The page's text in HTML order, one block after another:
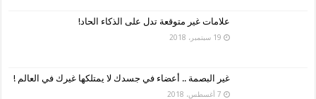
علامات غير متوقعة تدل على الذكاء الحاد!
19 سبتمبر، 2018
غير البصمة .. أعضاء في جسدك لا يمتلكها غيرك في العالم !
7 أغسطس، 2018